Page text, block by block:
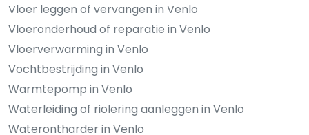
Vloer leggen of vervangen in Venlo
Vloeronderhoud of reparatie in Venlo
Vloerverwarming in Venlo
Vochtbestrijding in Venlo
Warmtepomp in Venlo
Waterleiding of riolering aanleggen in Venlo
Waterontharder in Venlo